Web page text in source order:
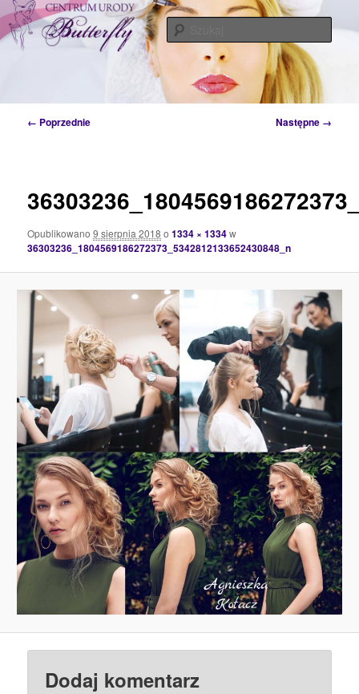
Przeskocz
do
tekstu
Centrum Urody Butterfly – Katowice
Tylko od Ciebie zależy kiedy zaczniesz o siebie dbać. Przyjdź a my Ci w tym
pomożemy…
Nawigacja
← Poprzednie Następne →
Opublikowano9 sierpnia 2018 o1334 × 1334w
36303236_1804569186272373_5342812133652430848_n
Dodaj komentarz